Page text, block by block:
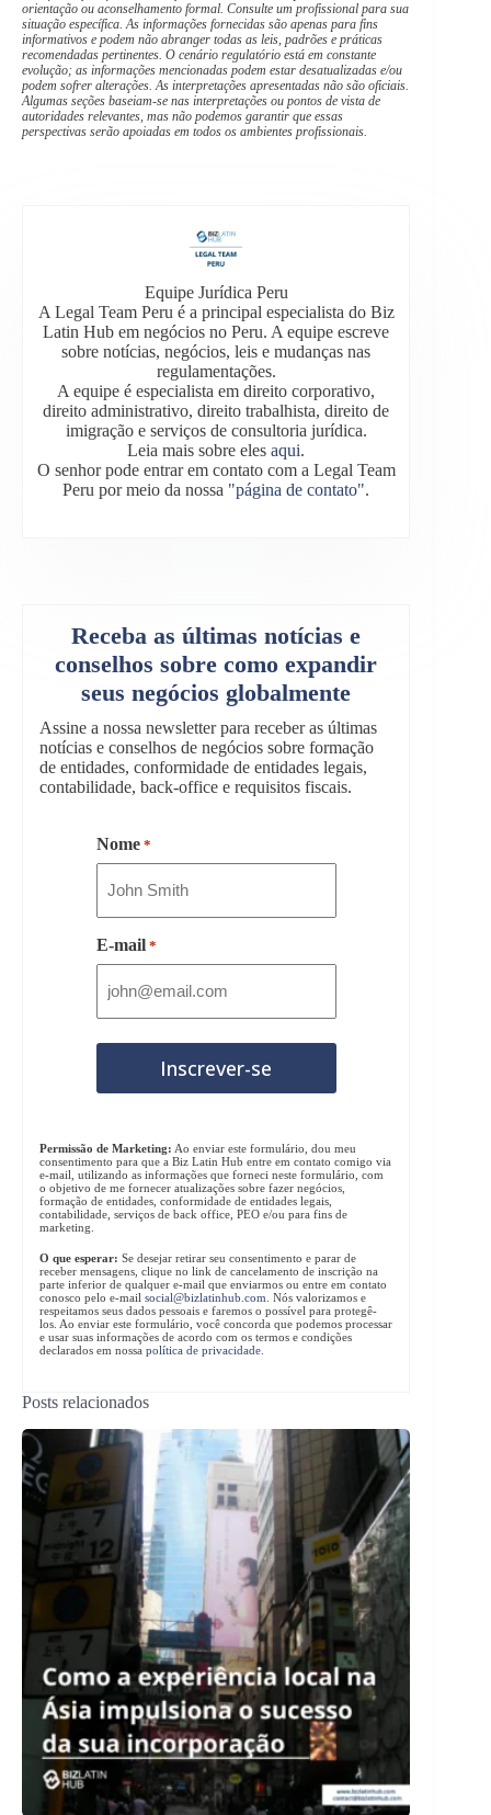
orientação ou aconselhamento formal. Consulte um profissional para sua
situação específica. As informações fornecidas são apenas para fins
informativos e podem não abranger todas as leis, padrões e práticas
recomendadas pertinentes. O cenário regulatório está em constante
evolução; as informações mencionadas podem estar desatualizadas e/ou
podem sofrer alterações. As interpretações apresentadas não são oficiais.
Algumas seções baseiam-se nas interpretações ou pontos de vista de
autoridades relevantes, mas não podemos garantir que essas
perspectivas serão apoiadas em todos os ambientes profissionais.
Equipe Jurídica Peru
A Legal Team Peru é a principal especialista do Biz
Latin Hub em negócios no Peru. A equipe escreve
sobre notícias, negócios, leis e mudanças nas
regulamentações.
A equipe é especialista em direito corporativo,
direito administrativo, direito trabalhista, direito de
imigração e serviços de consultoria jurídica.
Leia mais sobre elesaqui.
O senhor pode entrar em contato com a Legal Team
Peru por meio da nossa "página de contato".
Receba as últimas notícias e
conselhos sobre como expandir
seus negócios globalmente
Assine a nossa newsletter para receber as últimas
notícias e conselhos de negócios sobre formação
de entidades, conformidade de entidades legais,
contabilidade, back-office e requisitos fiscais.
Nome *
E-mail *
Permissão de Marketing: Ao enviar este formulário, dou meu
consentimento para que a Biz Latin Hub entre em contato comigo via
e-mail, utilizando as informações que forneci neste formulário, com
o objetivo de me fornecer atualizações sobre fazer negócios,
formação de entidades, conformidade de entidades legais,
contabilidade, serviços de back office, PEO e/ou para fins de
marketing.
O que esperar: Se desejar retirar seu consentimento e parar de
receber mensagens, clique no link de cancelamento de inscrição na
parte inferior de qualquer e-mail que enviarmos ou entre em contato
conosco pelo e-mail social@bizlatinhub.com . Nós valorizamos e
respeitamos seus dados pessoais e faremos o possível para protegê-
los. Ao enviar este formulário, você concorda que podemos processar
e usar suas informações de acordo com os termos e condições
declarados em nossa política de privacidade
Posts relacionados